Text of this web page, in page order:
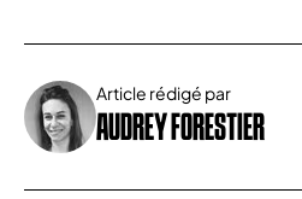
Article rédigé par
AUDREY FORESTIER